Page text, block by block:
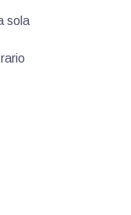
sola